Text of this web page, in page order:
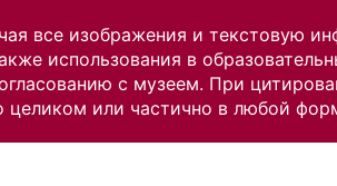
все изображения и текстовую
использования в
с музеем. При
или частично в любой